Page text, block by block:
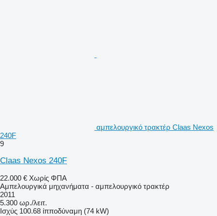
αμπελουργικό τρακτέρ Claas Nexos
240F
9
Claas Nexos 240F
22.000 € Χωρίς ΦΠΑ
Αμπελουργικά μηχανήματα - αμπελουργικό τρακτέρ
2011
5.300 ωρ./λειτ.
Ισχύς 100.68 ίπποδύναμη (74 kW)